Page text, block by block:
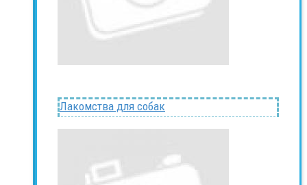
Лакомства для собак